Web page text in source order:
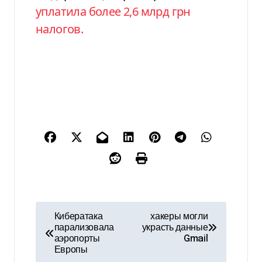
уплатила более 2,6 млрд грн
налогов.
Кибератака
парализовала
аэропорты
Европы
хакеры могли
украсть данные
Gmail